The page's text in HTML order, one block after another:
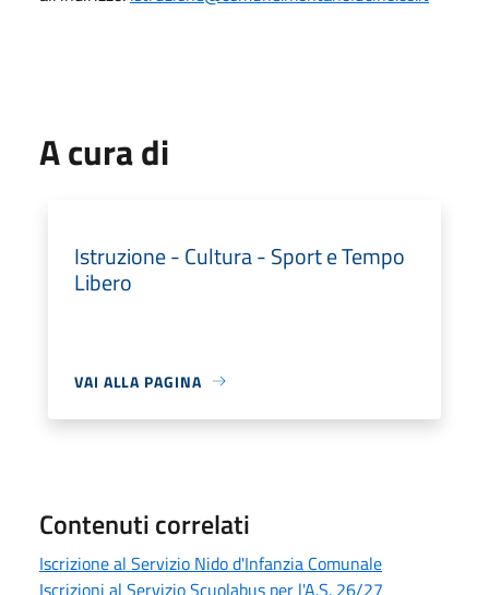
A cura di
Istruzione - Cultura - Sport e Tempo
Libero
VAI ALLA PAGINA
Contenuti correlati
Iscrizione al Servizio Nido d'Infanzia Comunale
Iscrizioni al Servizio Scuolabus per l'A.S. 26/27